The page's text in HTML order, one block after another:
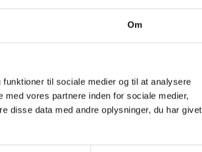
Om
til sociale medier og til at analysere
vores partnere inden for sociale medier,
disse data med andre oplysninger, du har givet